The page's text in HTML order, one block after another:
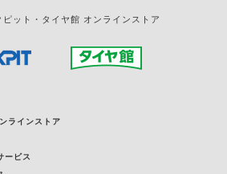
ピット・タイヤ館 オンラインストア
ラインストア
ービス